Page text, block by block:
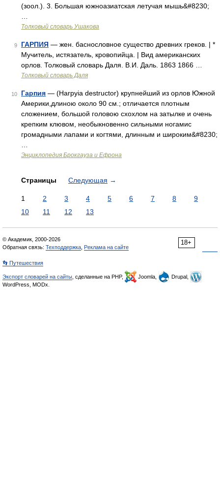
(зоол.). 3. Большая южноазиатская летучая мышь&#8230;
Толковый словарь Ушакова
9 ГАРПИЯ — жен. баснословное существо древних греков. | *
Мучитель, истязатель, кровопийца. | Вид американских
орлов. Толковый словарь Даля. В.И. Даль. 1863 1866 …
Толковый словарь Даля
10 Гарпия — (Harpyia destructor) крупнейший из орлов Южной
Америки,длиною около 90 см.; отличается плотным
сложением, большой головою схохлом на затылке и очень
крепким клювом, необыкновенно сильными ногамис
громадными лапами и когтями, длинным и широким&#8230;
Энциклопедия Брокгауза и Ефрона
Страницы Следующая →
1 2 3 4 5 6 7 8
9
10
11 12 13
18+
© Академик, 2000-2026
Обратная связь: Техподдержка Реклама на сайте
👣 Путешествия
Экспорт словарей на сайты , сделанные на PHP, Joomla,
Drupal,
WordPress, MODx.